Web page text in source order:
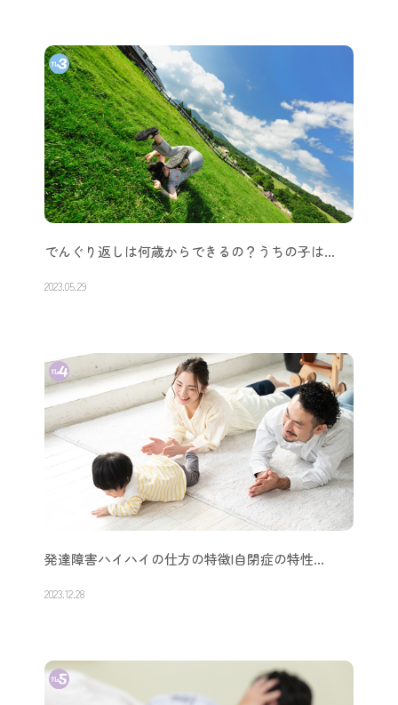
でんぐり返しは何歳からできるの？うちの子は…
2023.05.29
発達障害ハイハイの仕方の特徴|自閉症の特性…
2023.12.28